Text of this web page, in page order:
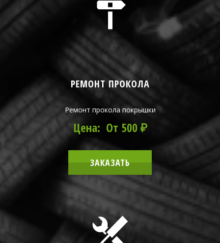
РЕМОНТ ПРОКОЛА
Ремонт прокола покрышки
Цена: От 500 ₽
ЗАКАЗАТЬ